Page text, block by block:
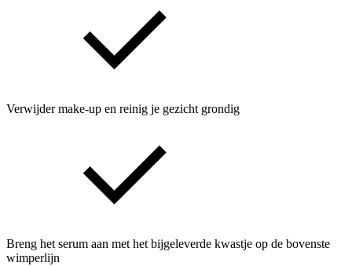
Verwijder make-up en reinig je gezicht grondig
Breng het serum aan met het bijgeleverde kwastje op de bovenste
wimperlijn